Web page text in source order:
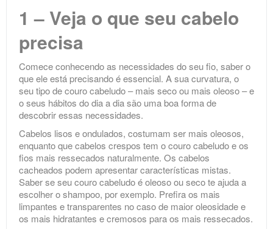
1 – Veja o que seu cabelo
precisa
Comece conhecendo as necessidades do seu fio, saber o
que ele está precisando é essencial. A sua curvatura, o
seu tipo de couro cabeludo – mais seco ou mais oleoso – e
o seus hábitos do dia a dia são uma boa forma de
descobrir essas necessidades.
Cabelos lisos e ondulados, costumam ser mais oleosos,
enquanto que cabelos crespos tem o couro cabeludo e os
fios mais ressecados naturalmente. Os cabelos
cacheados podem apresentar características mistas.
Saber se seu couro cabeludo é oleoso ou seco te ajuda a
escolher o shampoo, por exemplo. Prefira os mais
limpantes e transparentes no caso de maior oleosidade e
os mais hidratantes e cremosos para os mais ressecados.